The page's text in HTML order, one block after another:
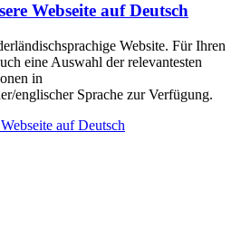
Webseite auf Deutsch
Website. Für Ihren
eine Auswahl der relevantesten
in
englischer Sprache zur Verfügung.
auf Deutsch